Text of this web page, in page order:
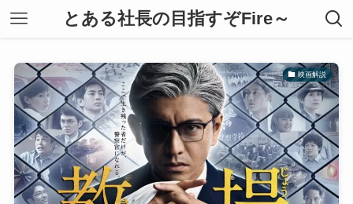
とある社長の目指すぞFire～
映画解説